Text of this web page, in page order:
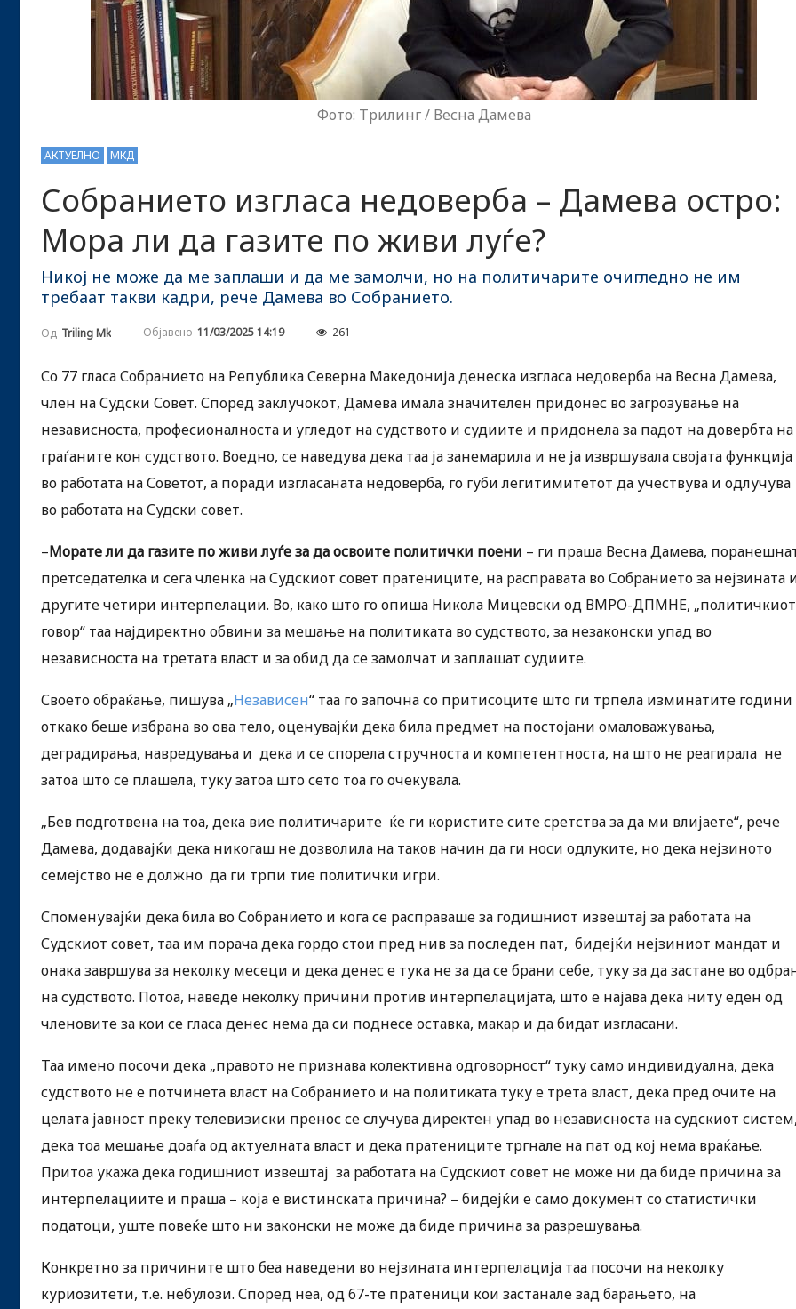
Фото: Трилинг / Весна Дамева
АКТУЕЛНО МКД
Собранието изгласа недоверба – Дамева остро:
Мора ли да газите по живи луѓе?
Никој не може да ме заплаши и да ме замолчи, но на политичарите очигледно не им
требаат такви кадри, рече Дамева во Собранието.
Од Triling Mk Објавено 11/03/2025 14:19 261
Со 77 гласа Собранието на Република Северна Македонија денеска изгласа недоверба на Весна Дамева,
член на Судски Совет. Според заклучокот, Дамева имала значителен придонес во загрозување на
независноста, професионалноста и угледот на судството и судиите и придонела за падот на довербта на
граѓаните кон судството. Воедно, се наведува дека таа ја занемарила и не ја извршувала својата функција
во работата на Советот, а поради изгласаната недоверба, го губи легитимитетот да учествува и одлучува
во работата на Судски совет.
–Морате ли да газите по живи луѓе за да освоите политички поени – ги праша Весна Дамева,
претседателка и сега членка на Судскиот совет пратениците, на расправата во Собранието за нејзината
другите четири интерпелации. Во, како што го опиша Никола Мицевски од ВМРО-ДПМНЕ, „политичкиот
говор“ таа најдиректно обвини за мешање на политиката во судството, за незаконски упад во
независноста на третата власт и за обид да се замолчат и заплашат судиите.
Своето обраќање, пишува „Независен“ таа го започна со притисоците што ги трпела изминатите години
откако беше избрана во ова тело, оценувајќи дека била предмет на постојани омаловажувања,
деградирања, навредувања и дека и се спорела стручноста и компетентноста, на што не реагирала не
затоа што се плашела, туку затоа што сето тоа го очекувала.
„Бев подготвена на тоа, дека вие политичарите ќе ги користите сите сретства за да ми влијаете“, рече
Дамева, додавајќи дека никогаш не дозволила на таков начин да ги носи одлуките, но дека нејзиното
семејство не е должно да ги трпи тие политички игри.
Споменувајќи дека била во Собранието и кога се расправаше за годишниот извештај за работата на
Судскиот совет, таа им порача дека гордо стои пред нив за последен пат, бидејќи нејзиниот мандат и
онака завршува за неколку месеци и дека денес е тука не за да се брани себе, туку за да застане во
на судството. Потоа, наведе неколку причини против интерпелацијата, што е најава дека ниту еден од
членовите за кои се гласа денес нема да си поднесе оставка, макар и да бидат изгласани.
Таа имено посочи дека „правото не признава колективна одговорност“ туку само индивидуална, дека
судството не е потчинета власт на Собранието и на политиката туку е трета власт, дека пред очите на
целата јавност преку телевизиски пренос се случува директен упад во независноста на судскиот
дека тоа мешање доаѓа од актуелната власт и дека пратениците тргнале на пат од кој нема враќање.
Притоа укажа дека годишниот извештај за работата на Судскиот совет не може ни да биде причина за
интерпелациите и праша – која е вистинската причина? – бидејќи е само документ со статистички
податоци, уште повеќе што ни законски не може да биде причина за разрешувања.
Конкретно за причините што беа наведени во нејзината интерпелација таа посочи на неколку
куриозитети, т.е. небулози. Според неа, од 67-те пратеници кои застанале зад барањето, на